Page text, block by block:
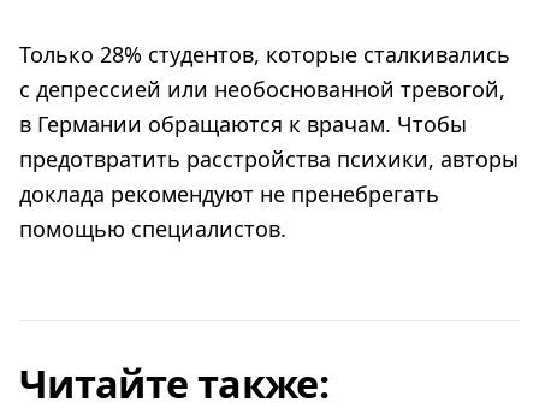
Только 28% студентов, которые сталкивались
с депрессией или необоснованной тревогой,
в Германии обращаются к врачам. Чтобы
предотвратить расстройства психики, авторы
доклада рекомендуют не пренебрегать
помощью специалистов.
Читайте также: